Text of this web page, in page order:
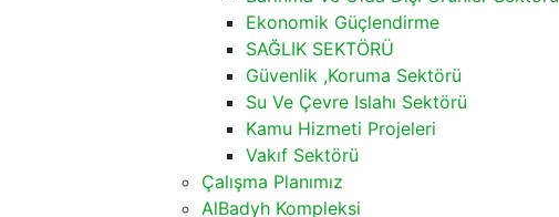
Ekonomik Güçlendirme
SAĞLIK SEKTÖRÜ
Güvenlik ,Koruma Sektörü
Su Ve Çevre Islahı Sektörü
Kamu Hizmeti Projeleri
Vakıf Sektörü
Çalışma Planımız
AlBadyh Kompleksi